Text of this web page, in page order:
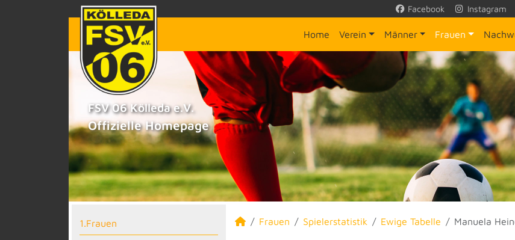
Facebook Instagram
Home Verein Männer Frauen
FSV 06 Kölleda e.V.
Offizielle Homepage
1.Frauen Frauen Spielerstatistik Ewige Tabelle Manuela